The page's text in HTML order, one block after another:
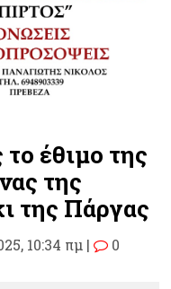
έθιμο της
της
της Πάργας
10:34 πμ |
0